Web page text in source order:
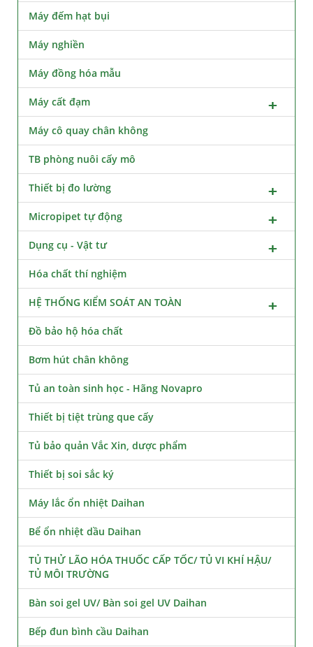
Máy đếm hạt bụi
Máy nghiền
Máy đồng hóa mẫu
Máy cất đạm
Máy cô quay chân không
TB phòng nuôi cấy mô
Thiết bị đo lường
Micropipet tự động
Dụng cụ - Vật tư
Hóa chất thí nghiệm
HỆ THỐNG KIỂM SOÁT AN TOÀN
Đồ bảo hộ hóa chất
Bơm hút chân không
Tủ an toàn sinh học - Hãng Novapro
Thiết bị tiệt trùng que cấy
Tủ bảo quản Vắc Xin, dược phẩm
Thiết bị soi sắc ký
Máy lắc ổn nhiệt Daihan
Bể ổn nhiệt dầu Daihan
TỦ THỬ LÃO HÓA THUỐC CẤP TỐC/ TỦ VI KHÍ HẬU/
TỦ MÔI TRƯỜNG
Bàn soi gel UV/ Bàn soi gel UV Daihan
Bếp đun bình cầu Daihan